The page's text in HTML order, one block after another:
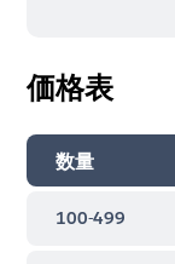
価格表
数量
100-499